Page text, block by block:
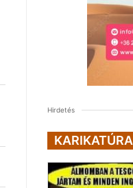
Hirdetés
KARIKATÚRA